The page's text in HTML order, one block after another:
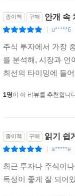
에서 배운 ‘한의 법
추적한다. 자본은
과정을 통해 자본의
가 25년 치 한국 시
기관에서도 이 형태로
스스로 눈으로 확인
에서 우리는 ‘차·화
필자가 경험한 그 이
리오는 소름 끼칠 정
종이책 구매 안개 속
u*****6
주식 투자에서 가장
를 분석해, 시장과 언
최선의 타이밍에 들
1명이 이 리뷰를 추천합니
종이책 구매 읽기 쉽
a*****e
최근 투자나 주식이
독성이 좋게 잘 되어